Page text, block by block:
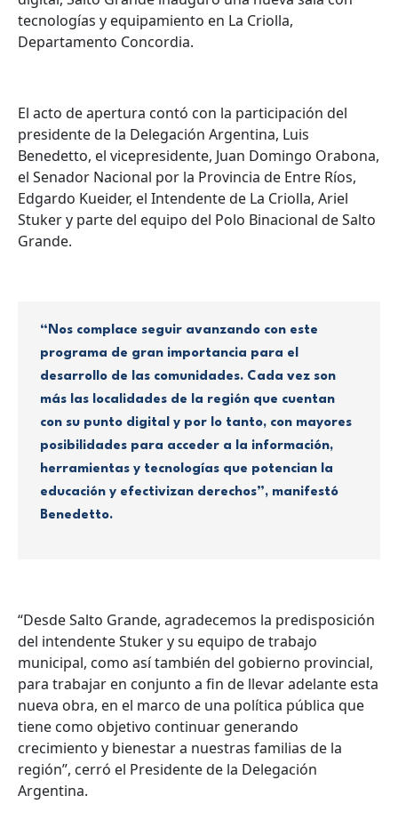
tecnologías y equipamiento en La Criolla,
Departamento Concordia.
El acto de apertura contó con la participación del
presidente de la Delegación Argentina, Luis
Benedetto, el vicepresidente, Juan Domingo Orabona,
el Senador Nacional por la Provincia de Entre Ríos,
Edgardo Kueider, el Intendente de La Criolla, Ariel
Stuker y parte del equipo del Polo Binacional de Salto
Grande.
“Nos complace seguir avanzando con este
programa de gran importancia para el
desarrollo de las comunidades. Cada vez son
más las localidades de la región que cuentan
con su punto digital y por lo tanto, con mayores
posibilidades para acceder a la información,
herramientas y tecnologías que potencian la
educación y efectivizan derechos”, manifestó
Benedetto.
“Desde Salto Grande, agradecemos la predisposición
del intendente Stuker y su equipo de trabajo
municipal, como así también del gobierno provincial,
para trabajar en conjunto a fin de llevar adelante esta
nueva obra, en el marco de una política pública que
tiene como objetivo continuar generando
crecimiento y bienestar a nuestras familias de la
región”, cerró el Presidente de la Delegación
Argentina.